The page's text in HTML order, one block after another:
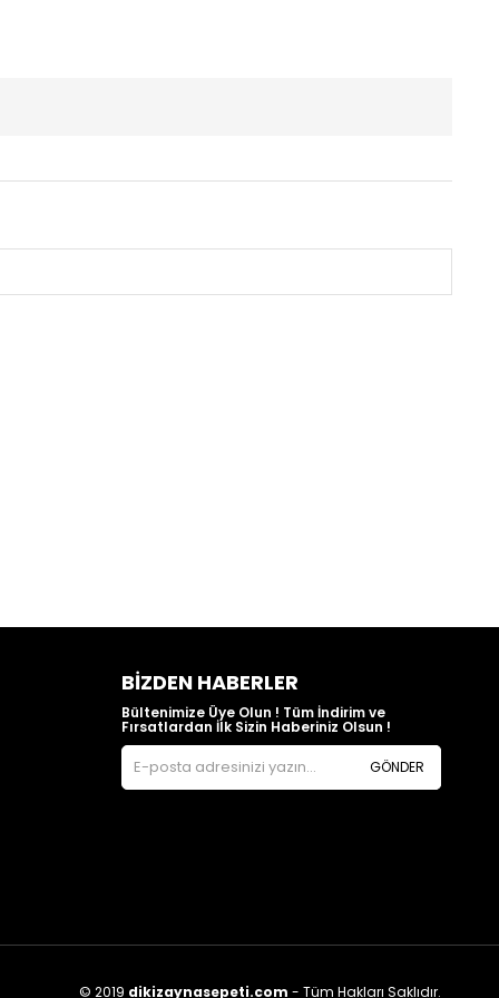
BIZDEN HABERLER
Bültenimize Üye Olun ! Tüm İndirim ve
Fırsatlardan İlk Sizin Haberiniz Olsun !
GÖNDER
© 2019 dikizaynasepeti.com - Tüm Hakları Saklıdır.